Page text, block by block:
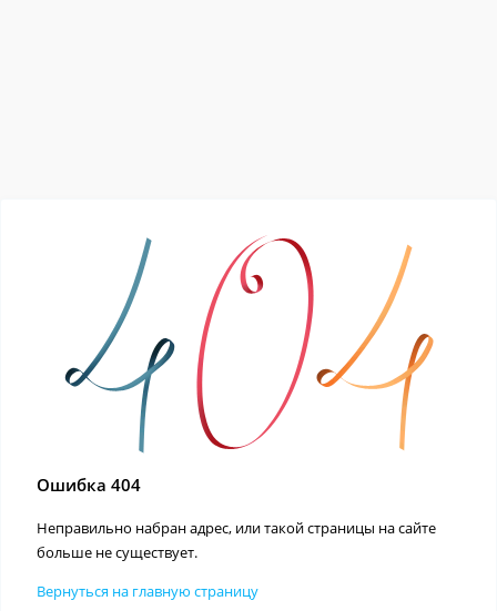
Ошибка 404
Неправильно набран адрес, или такой страницы на сайте
больше не существует.
Вернуться на главную страницу